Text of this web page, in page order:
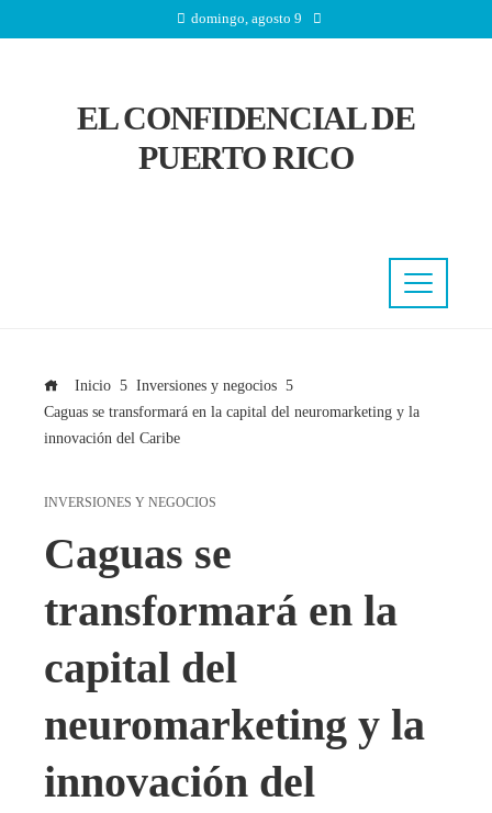
domingo, agosto 9
EL CONFIDENCIAL DE
PUERTO RICO
Inicio
Inversiones y negocios
Caguas se transformará en la capital del neuromarketing y la
innovación del Caribe
INVERSIONES Y NEGOCIOS
Caguas se
transformará en la
capital del
neuromarketing y la
innovación del